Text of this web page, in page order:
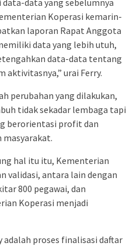
Koperasi kemarin-
laporan Rapat Anggota
data yang lebih utuh,
data-data tentang
aktivitasnya,” urai Ferry.
perubahan yang dilakukan,
tidak sekadar lembaga tapi
berorientasi profit dan
hal itu itu, Kementerian
validasi, antara lain dengan
800 pegawai, dan
Koperasi menjadi
adalah proses finalisasi daftar